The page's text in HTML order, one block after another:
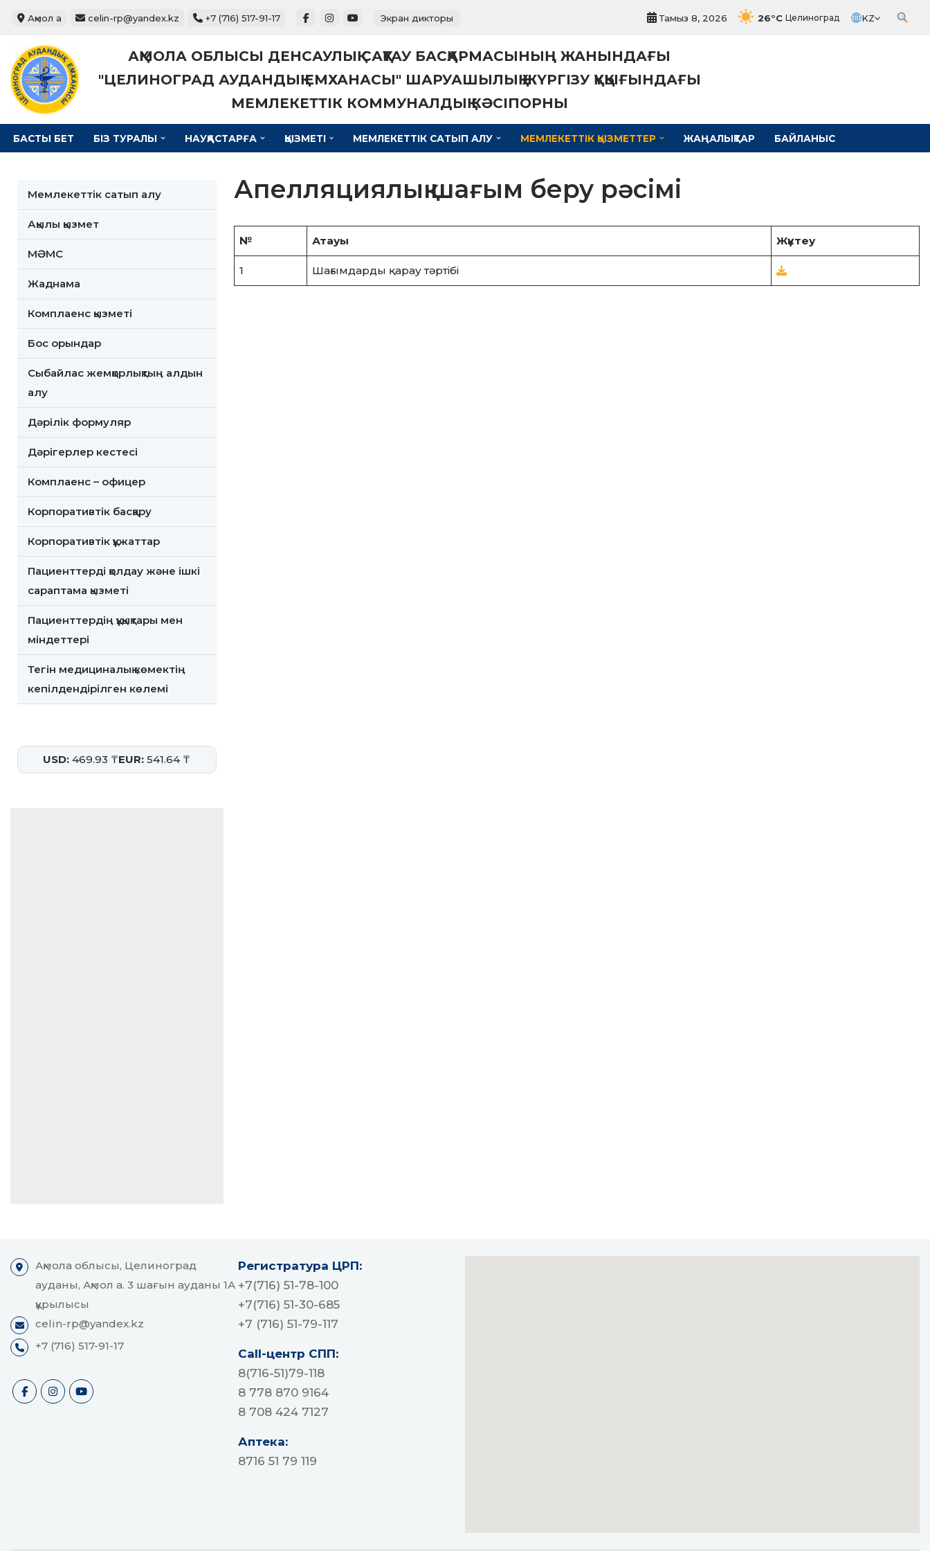
to
content
Ақмол а celin-rp@yandex.kz +7 (716) 517-91-17 Экран дикторы Тамыз 8, 2026 26°C Целиноград KZ
АҚМОЛА ОБЛЫСЫ ДЕНСАУЛЫҚ САҚТАУ БАСҚАРМАСЫНЫҢ ЖАНЫНДАҒЫ
"ЦЕЛИНОГРАД АУДАНДЫҚ ЕМХАНАСЫ" ШАРУАШЫЛЫҚ ЖҮРГІЗУ ҚҰҚЫҒЫНДАҒЫ
МЕМЛЕКЕТТІК КОММУНАЛДЫҚ КӘСІПОРНЫ
БАСТЫ БЕТ БІЗ ТУРАЛЫ НАУҚАСТАРҒА ҚЫЗМЕТІ МЕМЛЕКЕТТІК САТЫП АЛУ МЕМЛЕКЕТТІК ҚЫЗМЕТТЕР ЖАҢАЛЫҚТАР БАЙЛАНЫС
Мемлекеттік сатып алу
Ақылы қызмет
МӘМС
Жаднама
Комплаенс қызметі
Бос орындар
Сыбайлас жемқорлықтың алдын
алу
Дәрілік формуляр
Дәрігерлер кестесі
Комплаенс – офицер
Корпоративтік басқару
Корпоративтік құжаттар
Пациенттерді қолдау және ішкі
сараптама қызметі
Пациенттердің құқықтары мен
міндеттері
Тегін медициналық көмектің
кепілдендірілген көлемі
USD: 469.93 ₸EUR: 541.64 ₸
Апелляциялық шағым беру рәсімі
№ Атауы Жүктеу
1 Шағымдарды қарау тәртібі
Ақмола облысы, Целиноград
ауданы, Ақмол а. 3 шағын ауданы 1А
құрылысы
celin-rp@yandex.kz
+7 (716) 517-91-17
Регистратура ЦРП:
+7(716) 51-78-100
+7(716) 51-30-685
+7 (716) 51-79-117
Call-центр СПП:
8(716-51)79-118
8 778 870 9164
8 708 424 7127
Аптека:
8716 51 79 119